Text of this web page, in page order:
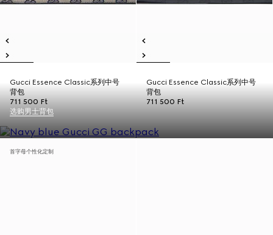
Gucci Essence Classic系列中号
背包
711 500 Ft
Gucci Essence Classic系列中号
背包
711 500 Ft
选购男士背包
首字母个性化定制